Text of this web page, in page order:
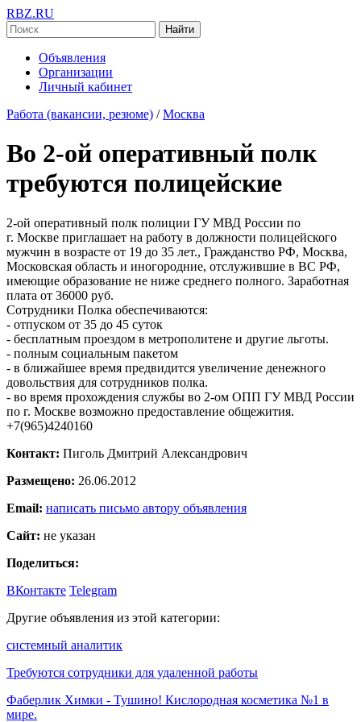
RBZ.RU
Найти
Объявления
Организации
Личный кабинет
Работа (вакансии, резюме) / Москва
Во 2-ой оперативный полк
требуются полицейские
2-ой оперативный полк полиции ГУ МВД России по
г. Москве приглашает на работу в должности полицейского
мужчин в возрасте от 19 до 35 лет., Гражданство РФ, Москва,
Московская область и иногородние, отслужившие в ВС РФ,
имеющие образование не ниже среднего полного. Заработная
плата от 36000 руб.
Сотрудники Полка обеспечиваются:
- отпуском от 35 до 45 суток
- бесплатным проездом в метрополитене и другие льготы.
- полным социальным пакетом
- в ближайшее время предвидится увеличение денежного
довольствия для сотрудников полка.
- во время прохождения службы во 2-ом ОПП ГУ МВД России
по г. Москве возможно предоставление общежития.
+7(965)4240160
Контакт: Пиголь Дмитрий Александрович
Размещено: 26.06.2012
Email: написать письмо автору объявления
Сайт: не указан
Поделиться:
ВКонтакте Telegram
Другие объявления из этой категории:
системный аналитик
Требуются сотрудники для удаленной работы
Фаберлик Химки - Тушино! Кислородная косметика №1 в
мире.